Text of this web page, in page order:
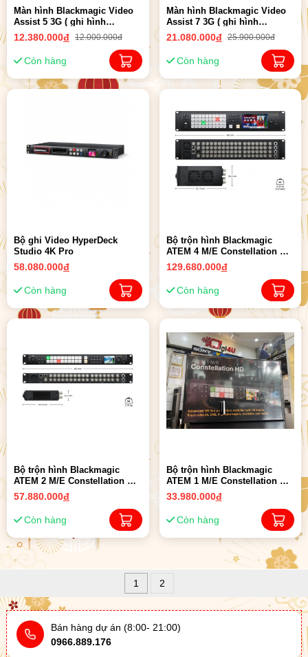
Màn hình Blackmagic Video
Assist 5 3G ( ghi hình
1080p60 ) | Chính hãng
12.380.000đ 12.000.000đ
Còn hàng
Màn hình Blackmagic Video
Assist 7 3G ( ghi hình
1080p60 ) | Chính hãng
21.080.000đ 25.900.000đ
Còn hàng
Bộ ghi Video HyperDeck
Studio 4K Pro
58.080.000đ
Còn hàng
Bộ trộn hình Blackmagic
ATEM 4 M/E Constellation HD
| CHÍNH HÃNG
129.680.000đ
Còn hàng
Bộ trộn hình Blackmagic
ATEM 2 M/E Constellation HD
CHÍNH HÃNG
57.880.000đ
Còn hàng
Bộ trộn hình Blackmagic
ATEM 1 M/E Constellation HD
| CHÍNH HÃNG
33.980.000đ
Còn hàng
1 2
Bán hàng dự án (8:00- 21:00)
0966.889.176